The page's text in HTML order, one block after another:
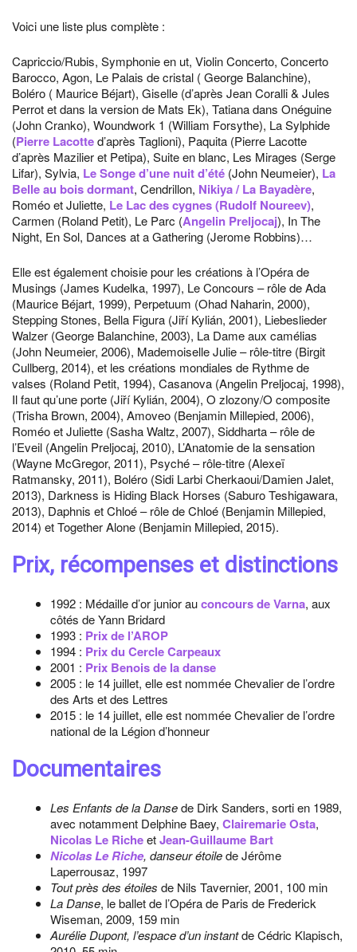
Voici une liste plus complète :
Capriccio/Rubis, Symphonie en ut, Violin Concerto, Concerto
Barocco, Agon, Le Palais de cristal ( George Balanchine),
Boléro ( Maurice Béjart), Giselle (d’après Jean Coralli & Jules
Perrot et dans la version de Mats Ek), Tatiana dans Onéguine
(John Cranko), Woundwork 1 (William Forsythe), La Sylphide
(Pierre Lacotted’après Taglioni), Paquita (Pierre Lacotte
d’après Mazilier et Petipa), Suite en blanc, Les Mirages (Serge
Lifar), Sylvia, Le Songe d’une nuit d’été (John Neumeier), La
Belle au bois dormant, Cendrillon, Nikiya / La Bayadère,
Roméo et Juliette, Le Lac des cygnes (Rudolf Noureev),
Carmen (Roland Petit), Le Parc (Angelin Preljocaj), In The
Night, En Sol, Dances at a Gathering (Jerome Robbins)…
Elle est également choisie pour les créations à l’Opéra de
Musings (James Kudelka, 1997), Le Concours – rôle de Ada
(Maurice Béjart, 1999), Perpetuum (Ohad Naharin, 2000),
Stepping Stones, Bella Figura (Jiří Kylián, 2001), Liebeslieder
Walzer (George Balanchine, 2003), La Dame aux camélias
(John Neumeier, 2006), Mademoiselle Julie – rôle-titre (Birgit
Cullberg, 2014), et les créations mondiales de Rythme de
valses (Roland Petit, 1994), Casanova (Angelin Preljocaj, 1998),
Il faut qu’une porte (Jiří Kylián, 2004), O zlozony/O composite
(Trisha Brown, 2004), Amoveo (Benjamin Millepied, 2006),
Roméo et Juliette (Sasha Waltz, 2007), Siddharta – rôle de
l’Eveil (Angelin Preljocaj, 2010), L’Anatomie de la sensation
(Wayne McGregor, 2011), Psyché – rôle-titre (Alexeï
Ratmansky, 2011), Boléro (Sidi Larbi Cherkaoui/Damien Jalet,
2013), Darkness is Hiding Black Horses (Saburo Teshigawara,
2013), Daphnis et Chloé – rôle de Chloé (Benjamin Millepied,
2014) et Together Alone (Benjamin Millepied, 2015).
Prix, récompenses et distinctions
1992 : Médaille d’or junior auconcours de Varna, aux
côtés de Yann Bridard
1993 : Prix de l’AROP
1994 : Prix du Cercle Carpeaux
2001 : Prix Benois de la danse
2005 : le 14 juillet, elle est nommée Chevalier de l’ordre
des Arts et des Lettres
2015 : le 14 juillet, elle est nommée Chevalier de l’ordre
national de la Légion d’honneur
Documentaires
Les Enfants de la Dansede Dirk Sanders, sorti en 1989,
avec notamment Delphine Baey, Clairemarie Osta,
Nicolas Le RicheetJean-Guillaume Bart
Nicolas Le Riche, danseur étoilede Jérôme
Laperrousaz, 1997
Tout près des étoiles de Nils Tavernier, 2001, 100 min
La Danse, le ballet de l’Opéra de Paris de Frederick
Wiseman, 2009, 159 min
Aurélie Dupont, l’espace d’un instantde Cédric Klapisch,